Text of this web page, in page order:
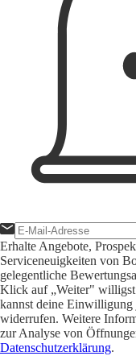
Erhalte Angebote,
Serviceneuigkeiten von
gelegentliche
Klick auf „Weiter"
kannst deine
widerrufen. Weitere
zur Analyse von
Datenschutzerklärung.